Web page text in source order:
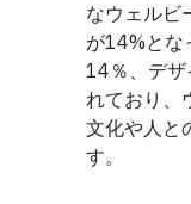
なウェルビ
が14%とな
14％、デザ
れており、
文化や人と
す。